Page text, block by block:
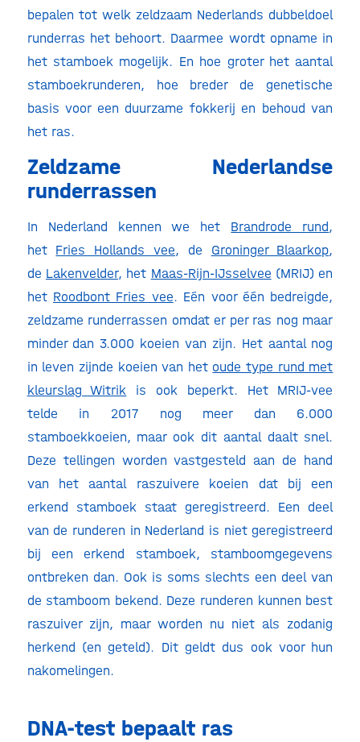
bepalen tot welk zeldzaam Nederlands dubbeldoel
runderras het behoort. Daarmee wordt opname in
het stamboek mogelijk. En hoe groter het aantal
stamboekrunderen, hoe breder de genetische
basis voor een duurzame fokkerij en behoud van
het ras.
Zeldzame Nederlandse
runderrassen
In Nederland kennen we het Brandrode rund,
het Fries Hollands vee, de Groninger Blaarkop,
de Lakenvelder, het Maas-Rijn-IJsselvee (MRIJ) en
het Roodbont Fries vee. Eén voor één bedreigde,
zeldzame runderrassen omdat er per ras nog maar
minder dan 3.000 koeien van zijn. Het aantal nog
in leven zijnde koeien van het oude type rund met
kleurslag Witrik is ook beperkt. Het MRIJ-vee
telde in 2017 nog meer dan 6.000
stamboekkoeien, maar ook dit aantal daalt snel.
Deze tellingen worden vastgesteld aan de hand
van het aantal raszuivere koeien dat bij een
erkend stamboek staat geregistreerd. Een deel
van de runderen in Nederland is niet geregistreerd
bij een erkend stamboek, stamboomgegevens
ontbreken dan. Ook is soms slechts een deel van
de stamboom bekend. Deze runderen kunnen best
raszuiver zijn, maar worden nu niet als zodanig
herkend (en geteld). Dit geldt dus ook voor hun
nakomelingen.
DNA-test bepaalt ras